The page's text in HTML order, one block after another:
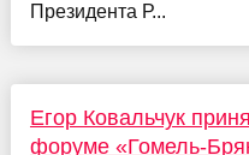
Президента Р...
Егор Ковальчук
форуме «Гомель-